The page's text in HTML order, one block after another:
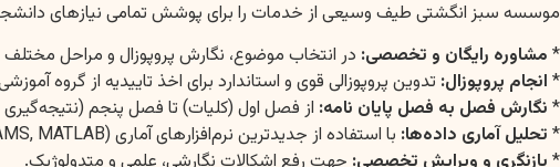
موسسه سبز انگشتی طیف وسیعی از خدمات را برای پوشش تمامی نیازهای
* مشاوره رایگان و تخصصی: در انتخاب موضوع، نگارش پروپوزال و مراحل
* انجام پروپوزال: تدوین پروپوزالی قوی و استاندارد برای اخذ تاییدیه از گروه
* نگارش فصل به فصل پایان نامه: از فصل اول (کلیات) تا فصل پنجم
* تحلیل آماری داده‌ها: با استفاده از جدیدترین نرم‌افزارهای آماری (SPSS, AMOS, PLS, R, Python, EViews, GAMS, MATLAB و…) و تفسیر علمی نتایج.